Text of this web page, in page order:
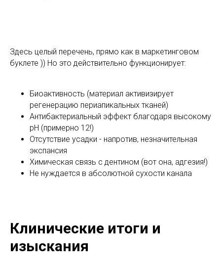
Здесь целый перечень, прямо как в маркетинговом
буклете )) Но это действительно функционирует:
Биоактивность (материал активизирует
регенерацию периапикальных тканей)
Антибактериальный эффект благодаря высокому
pH (примерно 12!)
Отсутствие усадки - напротив, незначительная
экспансия
Химическая связь с дентином (вот она, адгезия!)
Не нуждается в абсолютной сухости канала
Клинические итоги и
изыскания